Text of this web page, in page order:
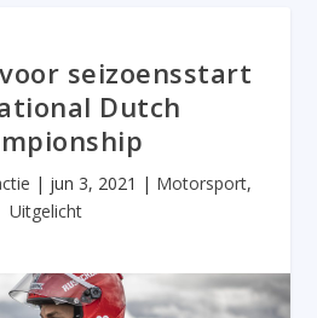
seizoensstart
Dutch
| jun 3, 2021 | Motorsport,
Uitgelicht